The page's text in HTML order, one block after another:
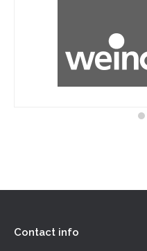
Contact info